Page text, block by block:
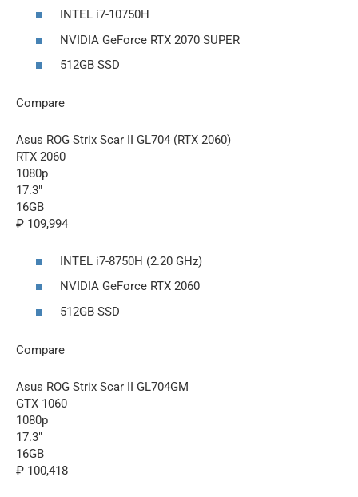
INTEL i7-10750H
NVIDIA GeForce RTX 2070 SUPER
512GB SSD
Compare
Asus ROG Strix Scar II GL704 (RTX 2060)
RTX 2060
1080p
17.3″
16GB
₽ 109,994
INTEL i7-8750H (2.20 GHz)
NVIDIA GeForce RTX 2060
512GB SSD
Compare
Asus ROG Strix Scar II GL704GM
GTX 1060
1080p
17.3″
16GB
₽ 100,418